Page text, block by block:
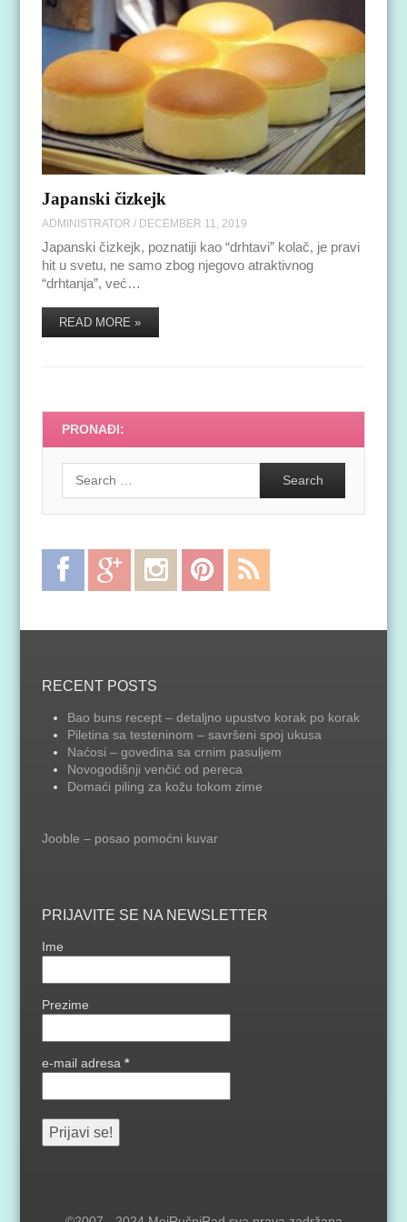
Japanski čizkejk
ADMINISTRATOR / DECEMBER 11, 2019
Japanski čizkejk, poznatiji kao “drhtavi” kolač, je pravi
hit u svetu, ne samo zbog njegovo atraktivnog
“drhtanja”, već…
READ MORE »
PRONAĐI:
Facebook
Google InstagramPinterest
Feed
RECENT POSTS
Bao buns recept – detaljno upustvo korak po korak
Piletina sa testeninom – savršeni spoj ukusa
Naćosi – govedina sa crnim pasuljem
Novogodišnji venčić od pereca
Domaći piling za kožu tokom zime
Jooble – posao pomoćni kuvar
PRIJAVITE SE NA NEWSLETTER
Ime
Prezime
e-mail adresa*